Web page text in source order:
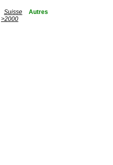
Suisse
Autres
>2000